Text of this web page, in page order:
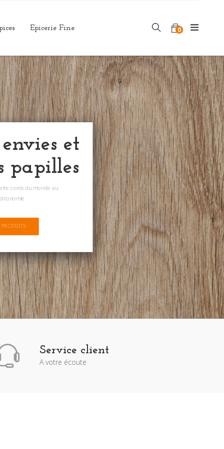
Epicerie Fine 0
et
papilles
coins du monde au
Service client
A votre écoute